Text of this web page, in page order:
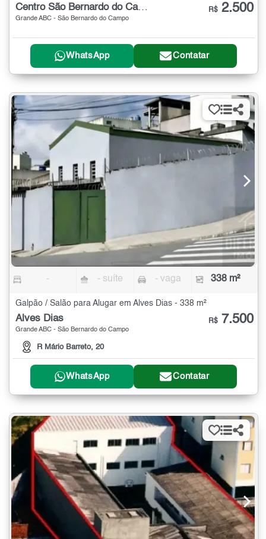
Centro São Bernardo do Campo
Grande ABC - São Bernardo do Campo
R$ 2.500
WhatsApp Contatar
- - suíte - vaga 338 m²
Galpão / Salão para Alugar em Alves Dias - 338 m²
Alves Dias
Grande ABC - São Bernardo do Campo
R Mário Barreto, 20
R$ 7.500
WhatsApp Contatar